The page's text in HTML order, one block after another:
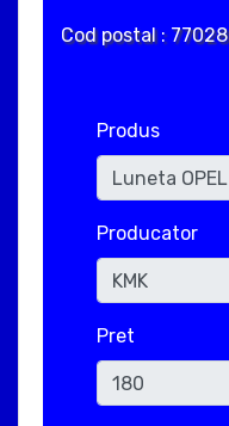
Cod postal : 77028
Produs
Producator
Pret